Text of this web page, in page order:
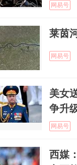
网易号
莱茵
网易号
美女
争升
网易号
西媒